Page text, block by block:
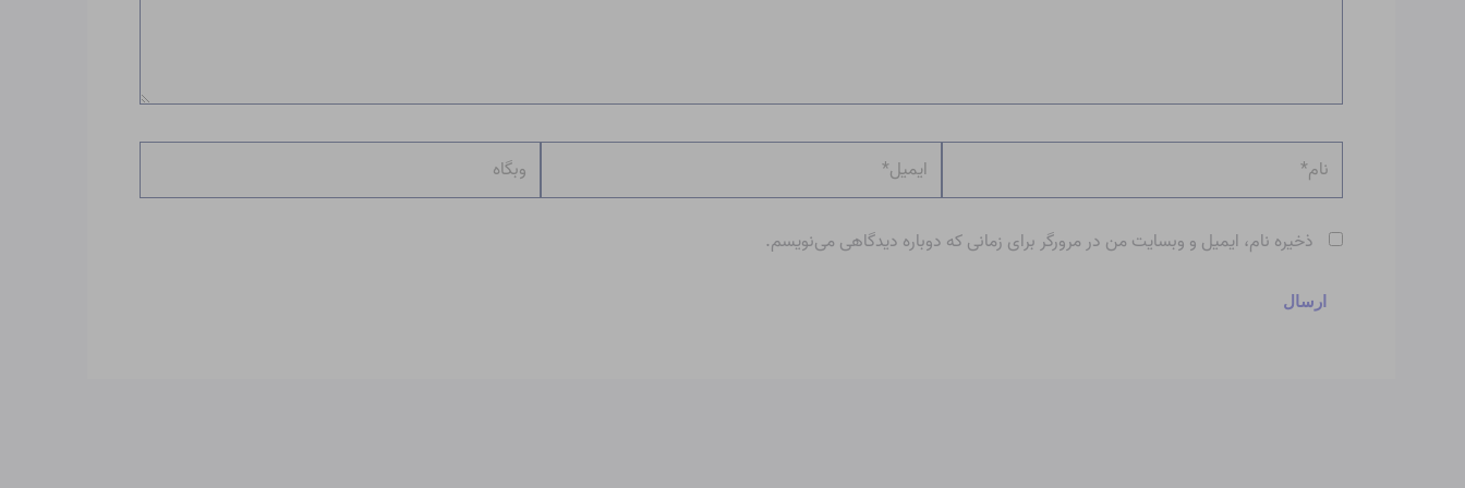
نام* ایمیل* وبگاه
ذخیره نام، ایمیل و وبسایت من در مرورگر برای زمانی که دوباره دیدگاهی می‌نویسم.